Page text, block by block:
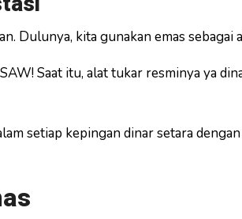
Dulunya, kita gunakan emas sebagai
Saat itu, alat tukar resminya ya
setiap kepingan dinar setara